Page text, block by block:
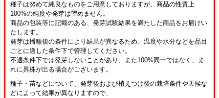
種子は努めて純良なものをご用意しておりますが、商品の性質上
100%の純度や発芽は望めません。
商品の包装等に記載のある、発芽試験結果を満たした商品をお届けい
たします。
発芽は播種後の条件により結果が異なるため、温度や水分などを品目
ごとに適した条件下で管理してください。
不適条件下では発芽しないことがあり、また100%同一ではなく、ま
れに異株が出る場合がございます。
種子・苗などについて、発芽後および植えつけ後の栽培条件や天候な
どによって結果が異なりますので、